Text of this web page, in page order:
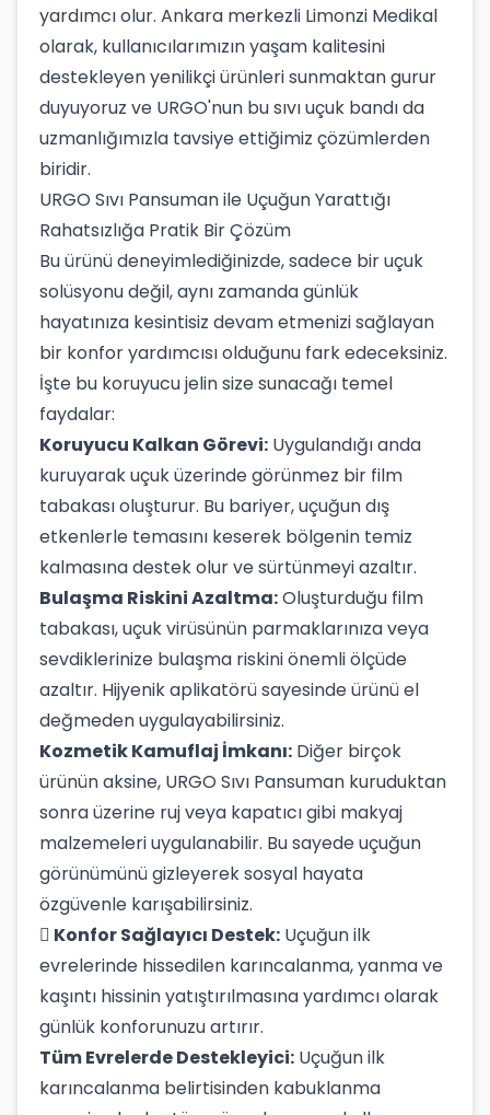
yardımcı olur. Ankara merkezli Limonzi Medikal
olarak, kullanıcılarımızın yaşam kalitesini
destekleyen yenilikçi ürünleri sunmaktan gurur
duyuyoruz ve URGO'nun bu sıvı uçuk bandı da
uzmanlığımızla tavsiye ettiğimiz çözümlerden
biridir.
URGO Sıvı Pansuman ile Uçuğun Yarattığı
Rahatsızlığa Pratik Bir Çözüm
Bu ürünü deneyimlediğinizde, sadece bir uçuk
solüsyonu değil, aynı zamanda günlük
hayatınıza kesintisiz devam etmenizi sağlayan
bir konfor yardımcısı olduğunu fark edeceksiniz.
İşte bu koruyucu jelin size sunacağı temel
faydalar:
Koruyucu Kalkan Görevi: Uygulandığı anda
kuruyarak uçuk üzerinde görünmez bir film
tabakası oluşturur. Bu bariyer, uçuğun dış
etkenlerle temasını keserek bölgenin temiz
kalmasına destek olur ve sürtünmeyi azaltır.
Bulaşma Riskini Azaltma:Oluşturduğu film
tabakası, uçuk virüsünün parmaklarınıza veya
sevdiklerinize bulaşma riskini önemli ölçüde
azaltır. Hijyenik aplikatörü sayesinde ürünü el
değmeden uygulayabilirsiniz.
Kozmetik Kamuflaj İmkanı: Diğer birçok
ürünün aksine, URGO Sıvı Pansuman kuruduktan
sonra üzerine ruj veya kapatıcı gibi makyaj
malzemeleri uygulanabilir. Bu sayede uçuğun
görünümünü gizleyerek sosyal hayata
özgüvenle karışabilirsiniz.
Konfor Sağlayıcı Destek: Uçuğun ilk
evrelerinde hissedilen karıncalanma, yanma ve
kaşıntı hissinin yatıştırılmasına yardımcı olarak
günlük konforunuzu artırır.
Tüm Evrelerde Destekleyici: Uçuğun ilk
karıncalanma belirtisinden kabuklanma